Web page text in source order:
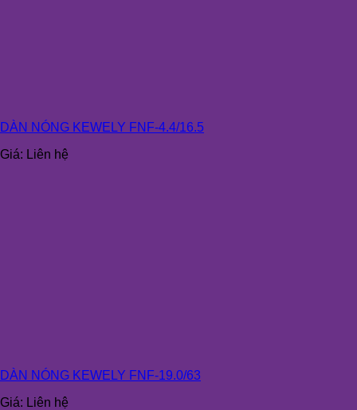
DÀN NÓNG KEWELY FNF-4.4/16.5
Giá: Liên hệ
DÀN NÓNG KEWELY FNF-19.0/63
Giá: Liên hệ